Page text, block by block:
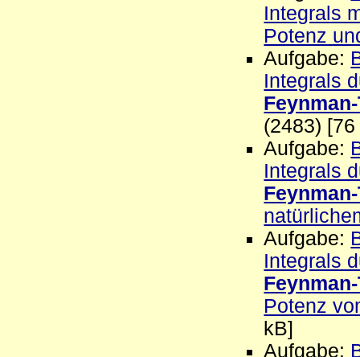
Integrals
Potenz
Aufgabe:
Integrals
(2483)
Aufgabe:
Integrals
Aufgabe:
Integrals
Potenz
kB]
Aufgabe: